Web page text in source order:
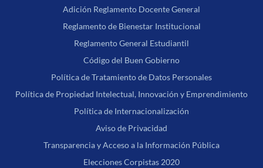
Adición Reglamento Docente General
Reglamento de Bienestar Institucional
Reglamento General Estudiantil
Código del Buen Gobierno
Política de Tratamiento de Datos Personales
Política de Propiedad Intelectual, Innovación y Emprendimiento
Política de Internacionalización
Aviso de Privacidad
Transparencia y Acceso a la Información Pública
Elecciones Corpistas 2020